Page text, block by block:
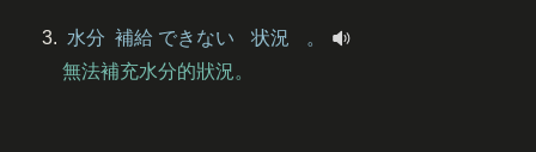
水分 補給 できない 状況
。
無法補充水分的狀況。